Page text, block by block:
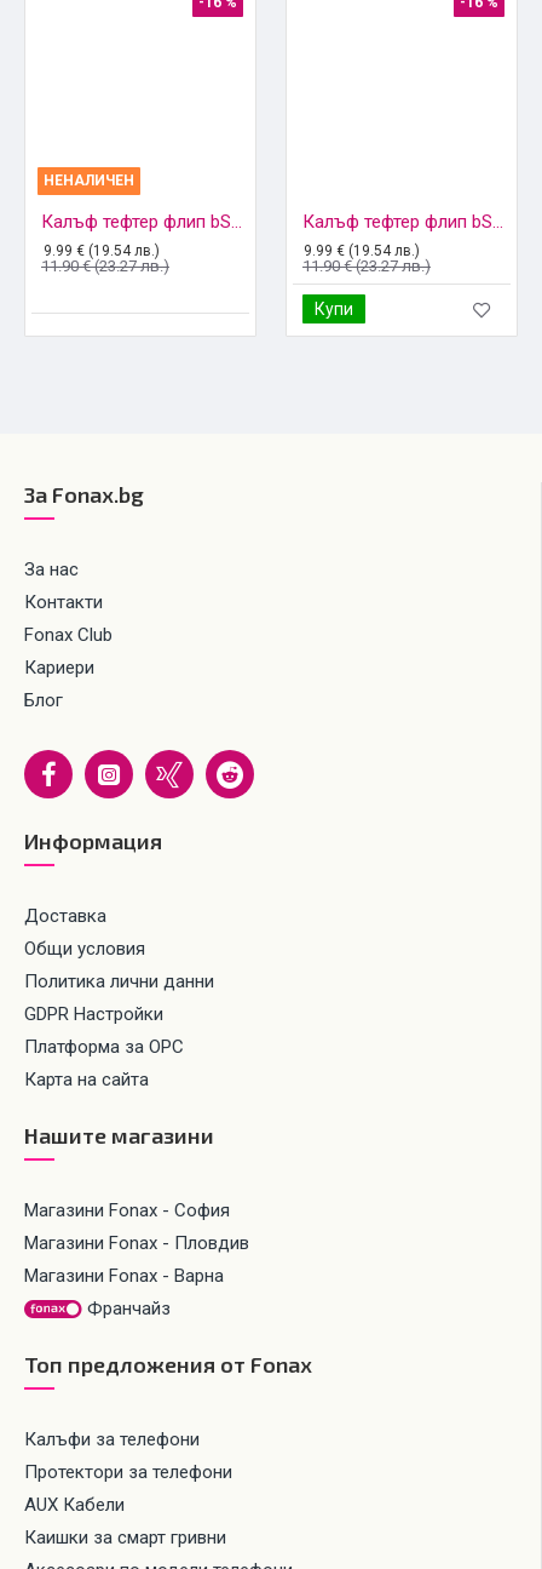
НЕНАЛИЧЕН
Калъф тефтер флип bSmart Magnetic Book страничен, За Samsung Galaxy S22 5G (S901B), Черен
9.99 € (19.54 лв.)
11.90 € (23.27 лв.)
Калъф тефтер флип bSmart Magnetic Book страничен, За Samsung Galaxy S22 Plus 5G (S906B), Черен
9.99 € (19.54 лв.)
11.90 € (23.27 лв.)
Купи
За Fonax.bg
За нас
Контакти
Fonax Club
Кариери
Блог
Информация
Доставка
Общи условия
Политика лични данни
GDPR Настройки
Платформа за ОРС
Карта на сайта
Нашите магазини
Магазини Fonax - София
Магазини Fonax - Пловдив
Магазини Fonax - Варна
Франчайз
Топ предложения от Fonax
Калъфи за телефони
Протектори за телефони
AUX Кабели
Каишки за смарт гривни